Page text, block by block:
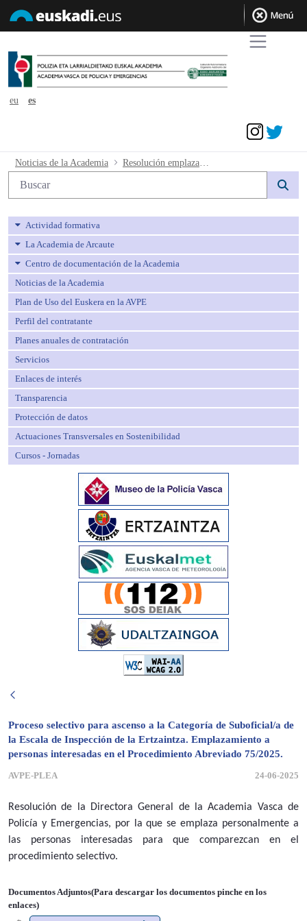
eu
es
Resolución emplazamientos
Noticias de la Academia
Búsqueda web
Actividad formativa
La Academia de Arcaute
Centro de documentación de la Academia
Noticias de la Academia
Plan de Uso del Euskera en la AVPE
Perfil del contratante
Planes anuales de contratación
Servicios
Enlaces de interés
Transparencia
Protección de datos
Actuaciones Transversales en Sostenibilidad
Cursos - Jornadas
Proceso selectivo para ascenso a la Categoría de Suboficial/a de
la Escala de Inspección de la Ertzaintza. Emplazamiento a
personas interesadas en el Procedimiento Abreviado 75/2025.
AVPE-PLEA 24-06-2025
Resolución de la Directora General de la Academia Vasca de
Policía y Emergencias, por la que se emplaza personalmente a
las personas interesadas para que comparezcan en el
procedimiento selectivo.
Documentos Adjuntos(Para descargar los documentos pinche en los
enlaces)